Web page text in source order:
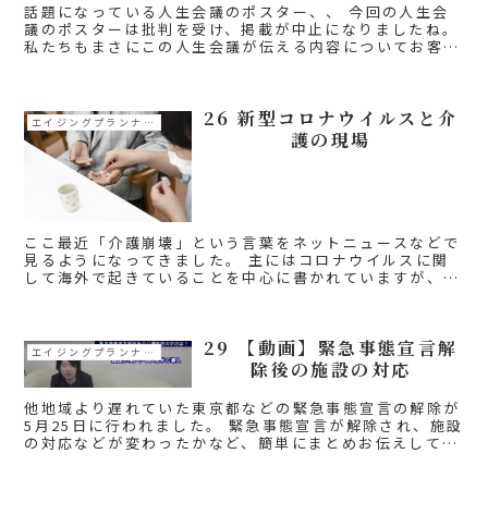
話題になっている人生会議のポスター、、 今回の人生会
議のポスターは批判を受け、掲載が中止になりましたね。
私たちもまさにこの人生会議が伝える内容についてお客様
エイジングプランナーコラム
26 新型コロナウイルスと介
護の現場
ここ最近「介護崩壊」という言葉をネットニュースなどで
見るようになってきました。 主にはコロナウイルスに関
して海外で起きていることを中心に書かれていますが、日
エイジングプランナーコラム
29 【動画】緊急事態宣言解
除後の施設の対応
他地域より遅れていた東京都などの緊急事態宣言の解除が
5月25日に行われました。 緊急事態宣言が解除され、施設
の対応などが変わったかなど、簡単にまとめお伝えしてい